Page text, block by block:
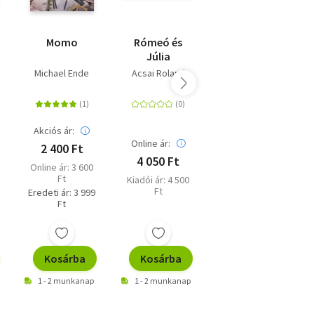
Momo
Michael Ende
Akciós ár:
2 400 Ft
Online ár: 3 600
Ft
Eredeti ár: 3 999
Ft
Kosárba
1 - 2 munkanap
Rómeó és
Júlia
Acsai Roland
Online ár:
4 050 Ft
Kiadói ár: 4 500
Ft
Kosárba
1 - 2 munkanap